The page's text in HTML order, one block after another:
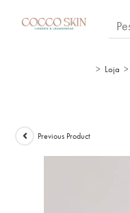
> Loja >
Previous Product